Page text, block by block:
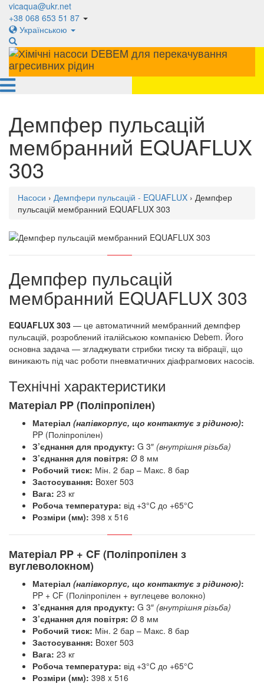
vicaqua@ukr.net
+38 068 653 51 87
Українською
Демпфер пульсацій
мембранний EQUAFLUX
303
Насоси › Демпфери пульсацій - EQUAFLUX › Демпфер
пульсацій мембранний EQUAFLUX 303
Демпфер пульсацій
мембранний EQUAFLUX 303
EQUAFLUX 303 — це автоматичний мембранний демпфер
пульсацій, розроблений італійською компанією Debem. Його
основна задача — згладжувати стрибки тиску та вібрації, що
виникають під час роботи пневматичних діафрагмових насосів.
Технічні характеристики
Матеріал PP (Поліпропілен)
Матеріал (напівкорпус, що контактує з рідиною):
PP (Поліпропілен)
З’єднання для продукту: G 3″ (внутрішня різьба)
З’єднання для повітря: Ø 8 мм
Робочий тиск: Мін. 2 бар – Макс. 8 бар
Застосування: Boxer 503
Вага: 23 кг
Робоча температура: від +3°C до +65°C
Розміри (мм): 398 x 516
Матеріал PP + CF (Поліпропілен з
вуглеволокном)
Матеріал (напівкорпус, що контактує з рідиною):
PP + CF (Поліпропілен + вуглецеве волокно)
З’єднання для продукту: G 3″ (внутрішня різьба)
З’єднання для повітря: Ø 8 мм
Робочий тиск: Мін. 2 бар – Макс. 8 бар
Застосування: Boxer 503
Вага: 23 кг
Робоча температура: від +3°C до +65°C
Розміри (мм): 398 x 516